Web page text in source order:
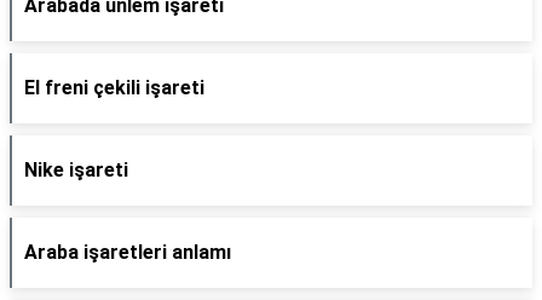
Arabada ünlem işareti
El freni çekili işareti
Nike işareti
Araba işaretleri anlamı